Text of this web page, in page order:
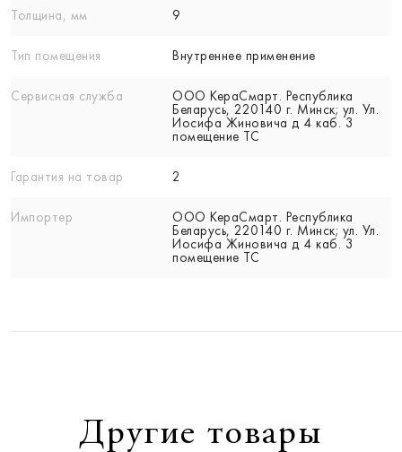
Толщина, мм 9
Тип помещения Внутреннее применение
Сервисная служба
ООО КераСмарт. Республика
Беларусь, 220140 г. Минск; ул. Ул.
Иосифа Жиновича д 4 каб. 3
помещение ТС
Гарантия на товар 2
Импортер
ООО КераСмарт. Республика
Беларусь, 220140 г. Минск; ул. Ул.
Иосифа Жиновича д 4 каб. 3
помещение ТС
Другие товары